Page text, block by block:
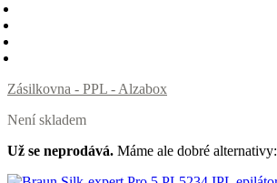
Zásilkovna - PPL - Alzabox
Není skladem
Už se neprodává. Máme ale dobré alternativy: